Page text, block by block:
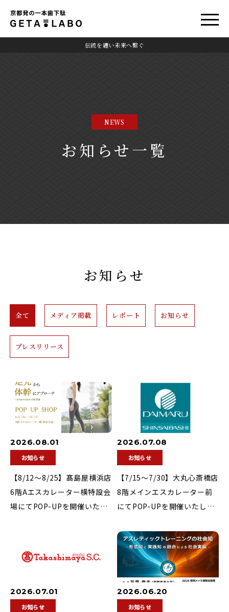
伝統を纏い未来へ繋ぐ
NEWS
お知らせ一覧
お知らせ
全て メディア掲載 レポート お知らせ
プレスリリース
2026.08.01
お知らせ
【8/12〜8/25】髙島屋横浜店
6階Aエスカレーター横特設会
場にてPOP-UPを開催いたし
2026.07.08
お知らせ
【7/15〜7/30】大丸心斎橋店
8階メインエスカレーター前
にてPOP-UPを開催いたしま
2026.07.01
お知らせ
2026.06.20
お知らせ